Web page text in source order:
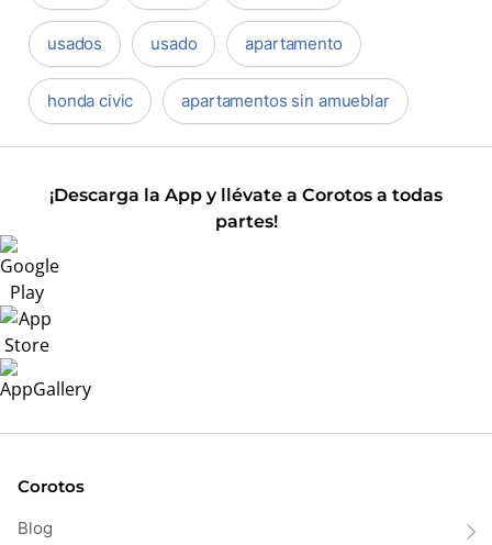
usados usado apartamento
honda civic apartamentos sin amueblar
¡Descarga la App y llévate a Corotos a todas
partes!
Corotos
Blog